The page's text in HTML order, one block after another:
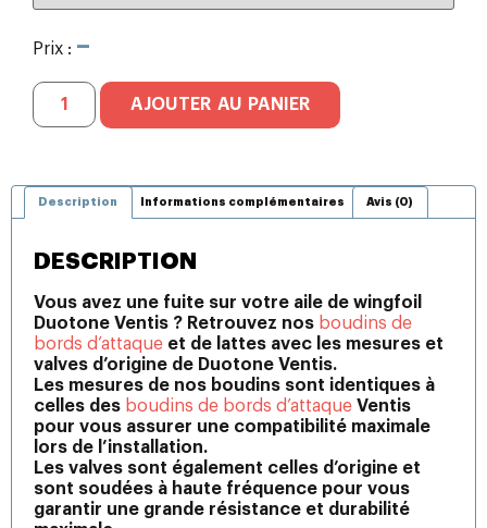
Prix : –
AJOUTER AU PANIER
Description Informations complémentaires Avis (0)
DESCRIPTION
Vous avez une fuite sur votre aile de wingfoil
Duotone Ventis ? Retrouvez nos boudins de
bords d’attaque et de lattes avec les mesures et
valves d’origine de Duotone Ventis.
Les mesures de nos boudins sont identiques à
celles des boudins de bords d’attaque Ventis
pour vous assurer une compatibilité maximale
lors de l’installation.
Les valves sont également celles d’origine et
sont soudées à haute fréquence pour vous
garantir une grande résistance et durabilité